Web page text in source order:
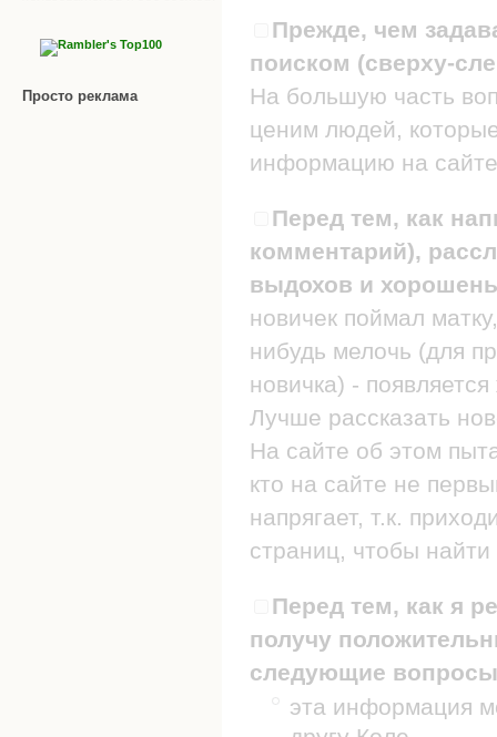
Просто реклама
Прежде, чем
поиском (сверху-
На большую часть
ценим людей,
информацию на
Перед тем, как
комментарий),
выдохов и
новичек поймал
нибудь мелочь (для
новичка) -
Лучше рассказать
На сайте об этом
кто на сайте не
напрягает, т.к.
страниц, чтобы
Перед тем, как я
получу
следующие
эта информация